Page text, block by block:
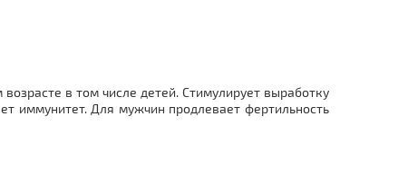
в том числе детей. Стимулирует выработку
иммунитет. Для мужчин продлевает фертильность